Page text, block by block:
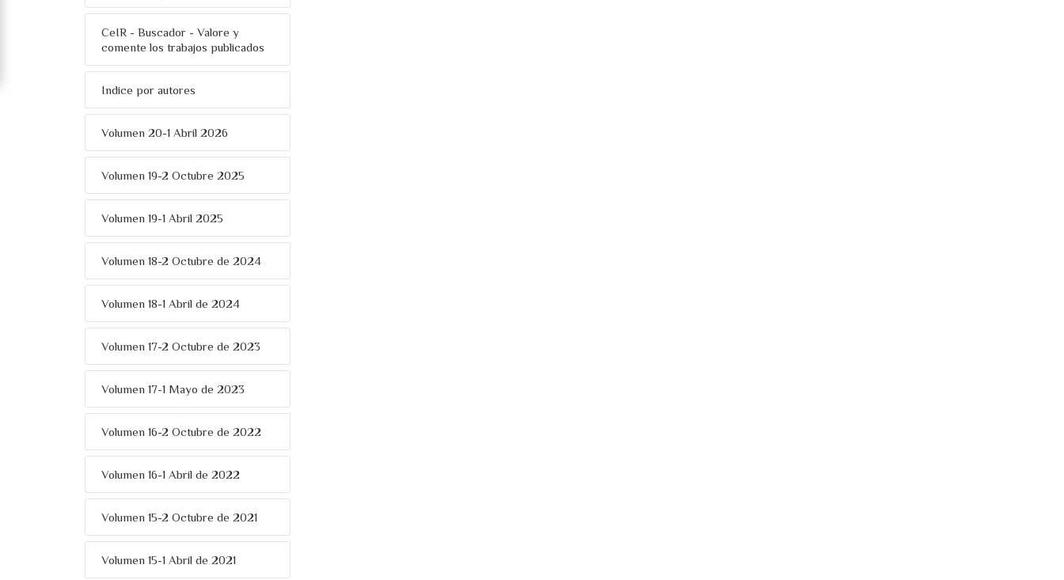
CeIR - Buscador - Valore y
comente los trabajos publicados
Indice por autores
Volumen 20-1 Abril 2026
Volumen 19-2 Octubre 2025
Volumen 19-1 Abril 2025
Volumen 18-2 Octubre de 2024
Volumen 18-1 Abril de 2024
Volumen 17-2 Octubre de 2023
Volumen 17-1 Mayo de 2023
Volumen 16-2 Octubre de 2022
Volumen 16-1 Abril de 2022
Volumen 15-2 Octubre de 2021
Volumen 15-1 Abril de 2021